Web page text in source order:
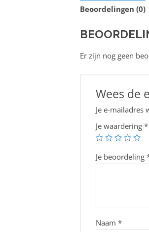
Beoordelingen (0)
Er zijn nog geen
Wees de
Je e-mailadres
Je waardering *
Je beoordeling
Naam *